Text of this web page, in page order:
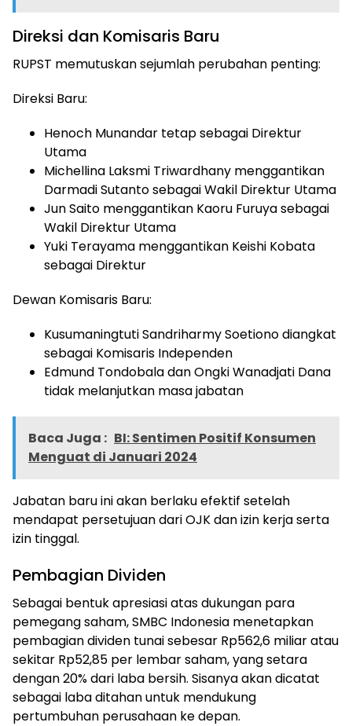
Direksi dan Komisaris Baru
RUPST memutuskan sejumlah perubahan penting:
Direksi Baru:
Henoch Munandar tetap sebagai Direktur
Utama
Michellina Laksmi Triwardhany menggantikan
Darmadi Sutanto sebagai Wakil Direktur Utama
Jun Saito menggantikan Kaoru Furuya sebagai
Wakil Direktur Utama
Yuki Terayama menggantikan Keishi Kobata
sebagai Direktur
Dewan Komisaris Baru:
Kusumaningtuti Sandriharmy Soetiono diangkat
sebagai Komisaris Independen
Edmund Tondobala dan Ongki Wanadjati Dana
tidak melanjutkan masa jabatan
Baca Juga : BI: Sentimen Positif Konsumen
Menguat di Januari 2024
Jabatan baru ini akan berlaku efektif setelah
mendapat persetujuan dari OJK dan izin kerja serta
izin tinggal.
Pembagian Dividen
Sebagai bentuk apresiasi atas dukungan para
pemegang saham, SMBC Indonesia menetapkan
pembagian dividen tunai sebesar Rp562,6 miliar atau
sekitar Rp52,85 per lembar saham, yang setara
dengan 20% dari laba bersih. Sisanya akan dicatat
sebagai laba ditahan untuk mendukung
pertumbuhan perusahaan ke depan.